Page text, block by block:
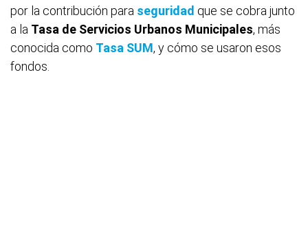
por la contribución para seguridad que se cobra junto
a la Tasa de Servicios Urbanos Municipales, más
conocida como Tasa SUM, y cómo se usaron esos
fondos.